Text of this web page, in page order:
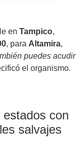
en Tampico,
, para Altamira,
puedes acudir
el organismo.
con
salvajes